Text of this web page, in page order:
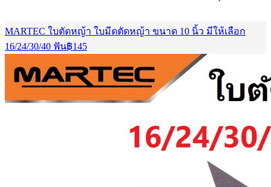
MARTEC ใบตัดหญ้า ใบมีดตัดหญ้า ขนาด 10 นิ้ว มีให้เลือก
16/24/30/40 ฟัน฿145